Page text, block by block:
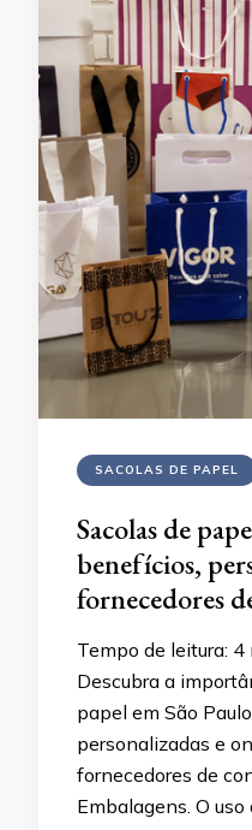
SACOLAS DE PAPEL
Sacolas de
benefícios,
fornecedores
Tempo de leitura: 4
Descubra a
papel em São
personalizadas e
fornecedores de
Embalagens. O